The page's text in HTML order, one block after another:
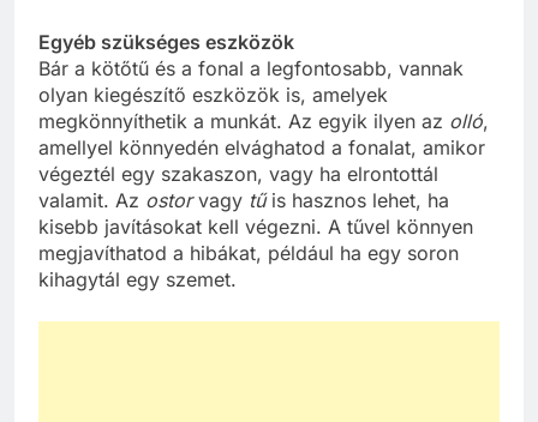
Egyéb szükséges eszközök
Bár a kötőtű és a fonal a legfontosabb, vannak
olyan kiegészítő eszközök is, amelyek
megkönnyíthetik a munkát. Az egyik ilyen az olló,
amellyel könnyedén elvághatod a fonalat, amikor
végeztél egy szakaszon, vagy ha elrontottál
valamit. Az ostorvagy tűis hasznos lehet, ha
kisebb javításokat kell végezni. A tűvel könnyen
megjavíthatod a hibákat, például ha egy soron
kihagytál egy szemet.